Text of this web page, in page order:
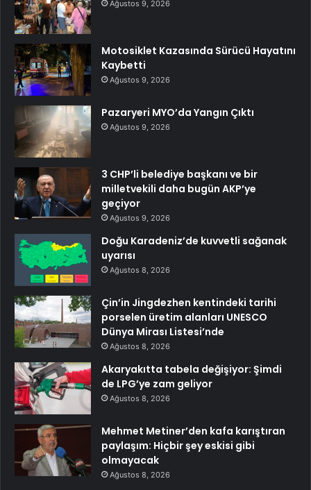
Ağustos 9, 2026
Motosiklet Kazasında Sürücü Hayatını
Kaybetti
Ağustos 9, 2026
Pazaryeri MYO’da Yangın Çıktı
Ağustos 9, 2026
3 CHP’li belediye başkanı ve bir
milletvekili daha bugün AKP’ye
geçiyor
Ağustos 9, 2026
Doğu Karadeniz’de kuvvetli sağanak
uyarısı
Ağustos 8, 2026
Çin’in Jingdezhen kentindeki tarihi
porselen üretim alanları UNESCO
Dünya Mirası Listesi’nde
Ağustos 8, 2026
Akaryakıtta tabela değişiyor: Şimdi
de LPG’ye zam geliyor
Ağustos 8, 2026
Mehmet Metiner’den kafa karıştıran
paylaşım: Hiçbir şey eskisi gibi
olmayacak
Ağustos 8, 2026